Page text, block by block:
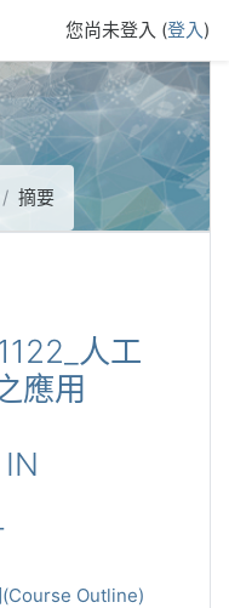
您尚未登入 (登入)
摘要
人工
應用
Outline)